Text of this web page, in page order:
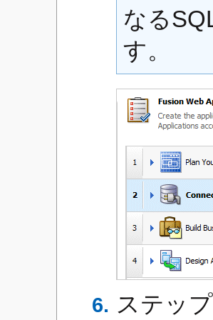
なる
す。
ステッ